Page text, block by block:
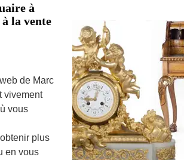
à
la vente
de Marc
vivement
vous
plus
en vous